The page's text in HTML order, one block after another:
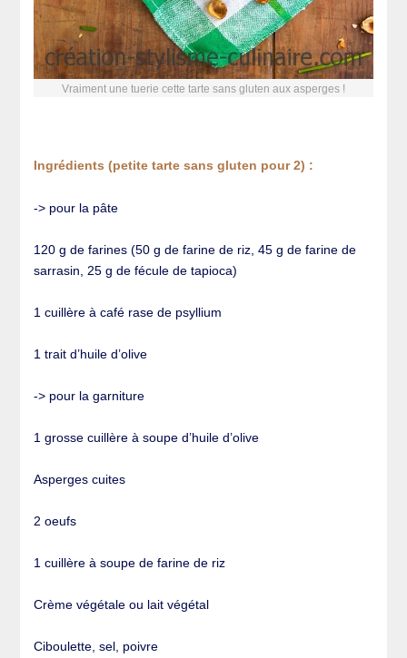
Vraiment une tuerie cette tarte sans gluten aux asperges !
Ingrédients (petite tarte sans gluten pour 2) :
-> pour la pâte
120 g de farines (50 g de farine de riz, 45 g de farine de
sarrasin, 25 g de fécule de tapioca)
1 cuillère à café rase de psyllium
1 trait d’huile d’olive
-> pour la garniture
1 grosse cuillère à soupe d’huile d’olive
Asperges cuites
2 oeufs
1 cuillère à soupe de farine de riz
Crème végétale ou lait végétal
Ciboulette, sel, poivre